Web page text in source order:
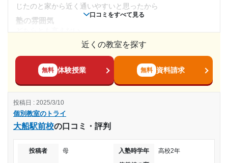
目的の達成理由
まだ通塾し始めて日が浅いのでわかりません。 次回の
志望校と合格状況
第一志望校：
第二志望校：
第三志望校：
(相談・面談、家庭学習のサポート、授業以外のコミュニケーション等)
定期的に面談があり、今の学習レベルが、どの程度か教えて
くれていたため、学習の仕方など、指導をうけたりできた
2022年7月〜2024年4月(1年10ヶ月)
入塾時の学年
中学2年
受講コース
口コミをすべて見る
じたのと家から近く通いやすいと思ったから
塾の雰囲気
詳しくは分からないが学習内容と料金が会ってないと感じ
た。自分でこの金額をはらいたいと思わなかった
コース・カリキュラム
いと感じた。先生問題があるものも少なくないと感じた
講師の教え方
先生によって指導が大きく変わる丁寧な先生もいればただ問
塾内の環境
近くの教室を探す
無料 体験授業 無料 資料請求
個別教室のトライ
大船駅前校の口コミ・評判
投稿日 : 2025/3/10
投稿者 母 入塾時学年 高校2年